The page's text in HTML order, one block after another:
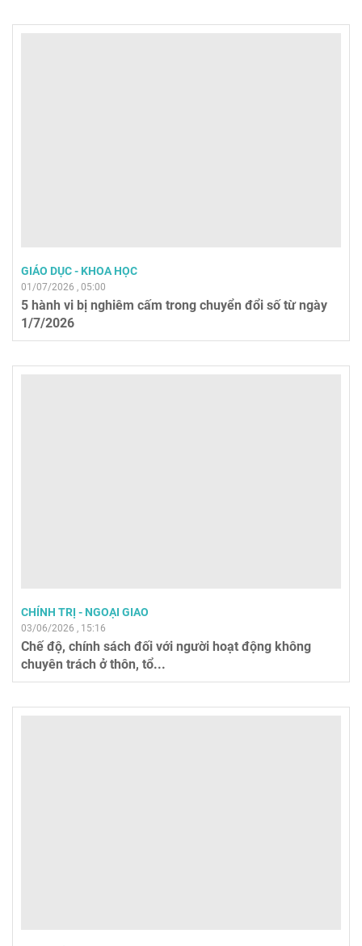
GIÁO DỤC - KHOA HỌC
01/07/2026 , 05:00
5 hành vi bị nghiêm cấm trong chuyển đổi số từ ngày
1/7/2026
CHÍNH TRỊ - NGOẠI GIAO
03/06/2026 , 15:16
Chế độ, chính sách đối với người hoạt động không
chuyên trách ở thôn, tổ...